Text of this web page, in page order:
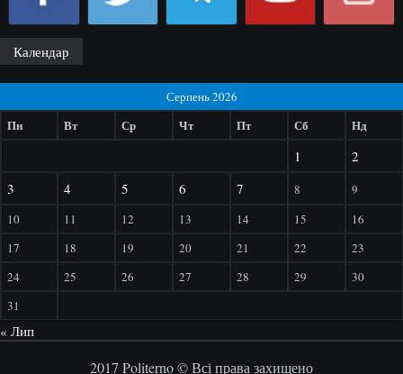
Календар
Серпень 2026
Пн Вт Ср Чт Пт Сб Нд
1
2
3
4 5 6 7 8
9
10
11 12 13 14 15
16
17
18 19 20 21 22
23
24
25 26 27 28 29
30
31
« Лип
2017 Politerno © Всі права захищено